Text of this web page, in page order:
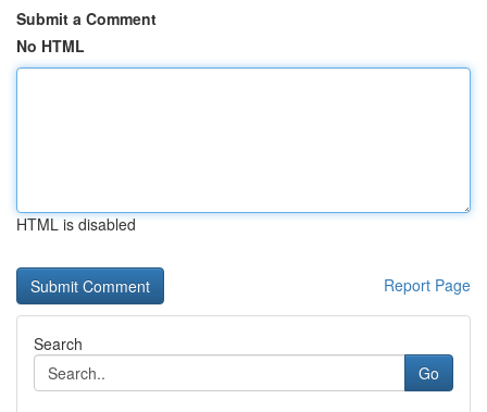
Submit a Comment
No HTML
HTML is disabled
Report Page
Search
Go